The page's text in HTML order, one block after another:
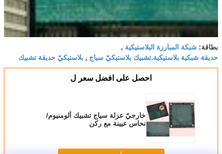
بطاقة: شبكة المبارزة البلاستيكية ,
حديقة شبكية بلاستيكية,تشبيك بلاستيكيّ سياج , بلاستيكيّ حديقة تشبيك
احصل على افضل سعر ل
خارجيّ عزلة سياج تشبيك ألومنيوم/
نحاس عيينة مع ركن